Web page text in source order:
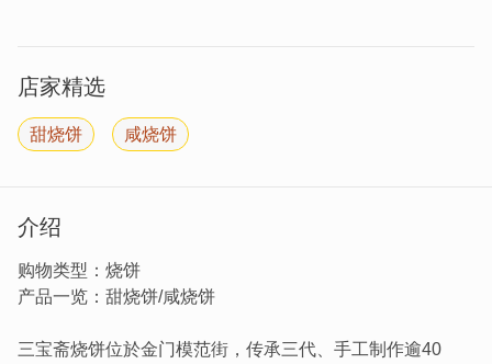
店家精选
甜烧饼 咸烧饼
介绍
购物类型：烧饼
产品一览：甜烧饼/咸烧饼
三宝斋烧饼位於金门模范街，传承三代、手工制作逾40